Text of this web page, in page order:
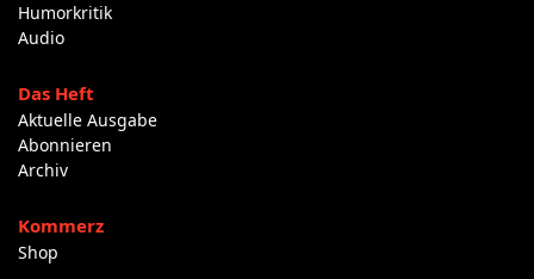
Humorkritik
Audio
Das Heft
Aktuelle Ausgabe
Abonnieren
Archiv
Kommerz
Shop